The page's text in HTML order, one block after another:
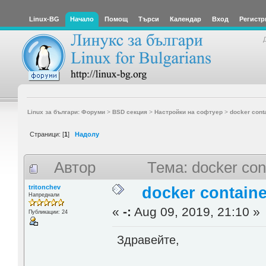
Linux-BG Начало Помощ Търси Календар Вход
Linux за българи: Форуми> BSD секция > Настройки на софтуер> docker
Страници: [1] Надолу
Автор Тема: docker
tritonchev
Напреднали
Публикации: 24
docker
«-: Aug 09, 2019, 21:10 »
Здравейте,